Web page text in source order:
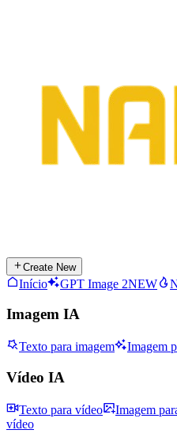
Create New
Início GPT Image 2NEW
Imagem IA
Texto para imagem Imagem
Vídeo IA
Texto para vídeo Imagem
vídeo